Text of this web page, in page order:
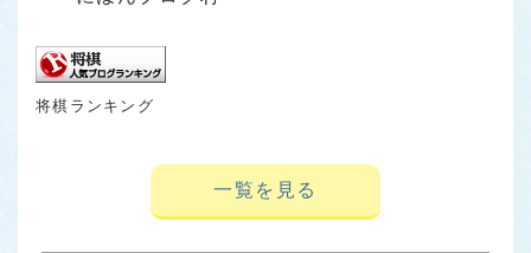
将棋ランキング
一覧を見る